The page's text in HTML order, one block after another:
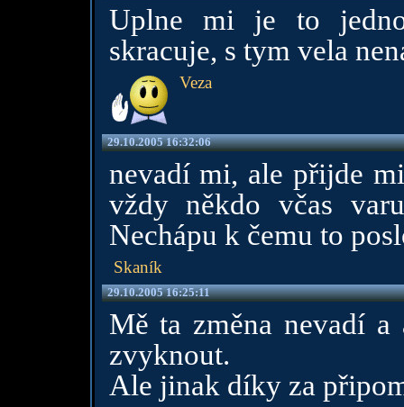
Uplne mi je to
skracuje, s tym vela
Veza
29.10.2005 16:32:06
nevadí mi, ale přijde
vždy někdo včas
Nechápu k čemu to
Skaník
29.10.2005 16:25:11
Mě ta změna nevadí
zvyknout.
Ale jinak díky za